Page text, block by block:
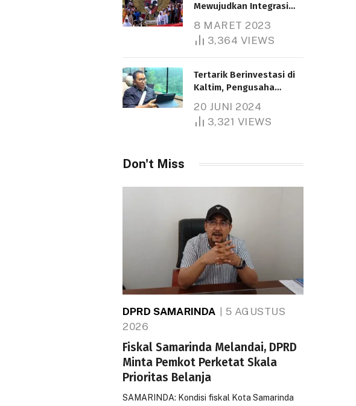
Mewujudkan Integrasi
8 MARET 2023
3,364 VIEWS
Tertarik Berinvestasi di
Kaltim, Pengusaha
1.000 Hektare
20 JUNI 2024
3,321 VIEWS
Don't Miss
DPRD SAMARINDA
5 AGUSTUS
2026
Fiskal Samarinda Melandai, DPRD
Minta Pemkot Perketat Skala
Prioritas Belanja
SAMARINDA: Kondisi fiskal Kota Samarinda